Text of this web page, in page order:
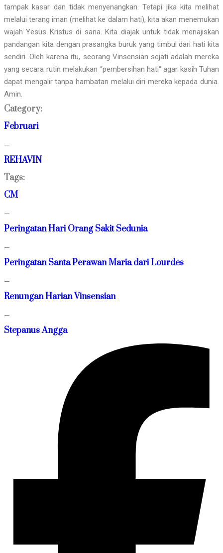
tampak kasar dan tidak menyenangkan. Tetapi jika kita melihat
melalui terang iman (melihat ke dalam hati), kita akan menemukan
wajah Yesus Kristus di sana. Kita diajak untuk tidak menajiskan
pandangan kita dengan prasangka buruk yang timbul dari hati kita
sendiri. Oleh karena itu, seorang Vinsensian sejati adalah mereka
yang secara rutin melakukan “pembersihan hati“ agar kasih Tuhan
dapat mengalir tanpa hambatan melalui diri mereka kepada dunia.
Amin.
Category:
Februari
—
REHAVIN
Tags:
CM
—
Peringatan Hari Orang Sakit Sedunia
—
Peringatan Santa Perawan Maria dari Lourdes
—
Renungan Harian Vinsensian
—
Stepanus Angga